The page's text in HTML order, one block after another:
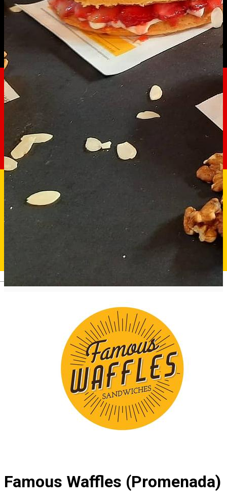
Famous Waffles (Promenada)